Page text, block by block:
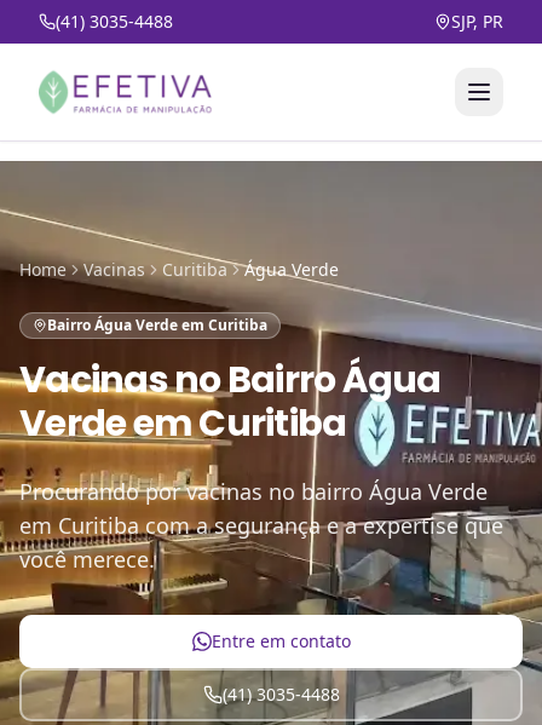
(41) 3035-4488 SJP, PR
Home Vacinas Curitiba Água Verde
Bairro Água Verde em Curitiba
VacinasnoBairro Água
Verde em Curitiba
Procurando por vacinas no bairro Água Verde
em Curitiba com a segurança e a expertise que
você merece.
Entre em contato
(41) 3035-4488